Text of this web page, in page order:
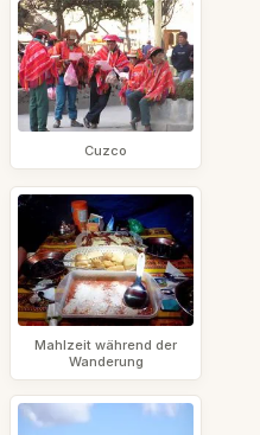
Cuzco
Mahlzeit während der
Wanderung